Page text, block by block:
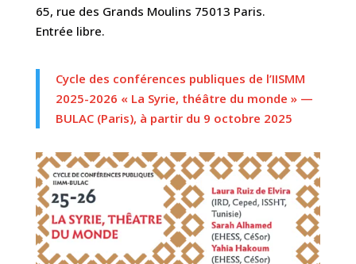
65, rue des Grands Moulins 75013 Paris.
Entrée libre.
Cycle des conférences publiques de l’IISMM
2025-2026 « La Syrie, théâtre du monde » —
BULAC (Paris), à partir du 9 octobre 2025